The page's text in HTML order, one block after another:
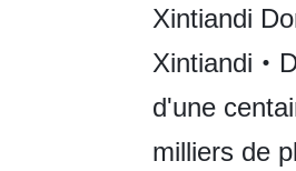
Xintiandi
Xintiandi・
d'une
milliers de